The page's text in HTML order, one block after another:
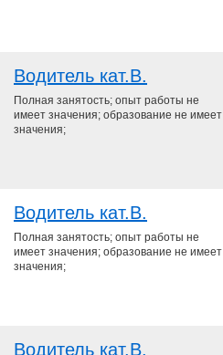
Водитель кат.В.
Полная занятость; опыт работы не
имеет значения; образование не имеет
значения;
Водитель кат.В.
Полная занятость; опыт работы не
имеет значения; образование не имеет
значения;
Водитель кат.В.